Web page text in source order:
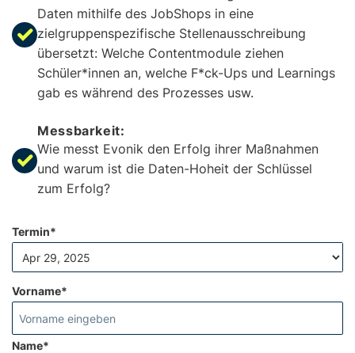
Daten mithilfe des JobShops in eine
zielgruppenspezifische Stellenausschreibung
übersetzt: Welche Contentmodule ziehen
Schüler*innen an, welche F*ck-Ups und Learnings
gab es während des Prozesses usw.
Messbarkeit:
Wie messt Evonik den Erfolg ihrer Maßnahmen
und warum ist die Daten-Hoheit der Schlüssel
zum Erfolg?
Termin*
Vorname*
Name*